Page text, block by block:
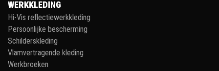
WERKKLEDING
Hi-Vis reflectiewerkkleding
Persoonlijke bescherming
Schilderskleding
Vlamvertragende kleding
Werkbroeken